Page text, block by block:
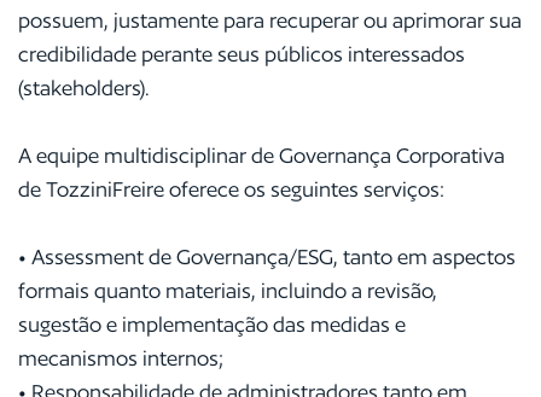
possuem, justamente para recuperar ou aprimorar sua
credibilidade perante seus públicos interessados
(stakeholders).
A equipe multidisciplinar de Governança Corporativa
de TozziniFreire oferece os seguintes serviços:
• Assessment de Governança/ESG, tanto em aspectos
formais quanto materiais, incluindo a revisão,
sugestão e implementação das medidas e
mecanismos internos;
• Responsabilidade de administradores tanto em